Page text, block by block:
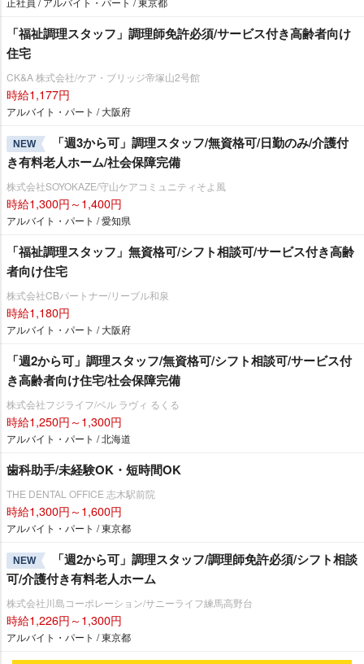
「福祉調理スタッフ」調理師免許必須/サービス付き高齢者向け
住宅
CK&A 株式会社/ケア・ブリッジ帝塚山2号館
時給1,177円
アルバイト・パート / 大阪府
NEW
「週3から可」調理スタッフ/無資格可/日勤のみ/介護付
き有料老人ホーム/社会保障完備
株式会社SOYOKAZE/守山ケアコミュニティそよ風
時給1,300円～1,400円
アルバイト・パート / 愛知県
「福祉調理スタッフ」無資格可/シフト相談可/サービス付き高齢
者向け住宅
株式会社CBパートナー/リーブル和泉
時給1,180円
アルバイト・パート / 大阪府
「週2から可」調理スタッフ/無資格可/シフト相談可/サービス付
き高齢者向け住宅/社会保障完備
株式会社フジライフ/ベル ラヴィ るくる
時給1,250円～1,300円
アルバイト・パート / 北海道
歯科助手/未経験OK・短時間OK
THE DENTAL OFFICE 志木駅前院
時給1,300円～1,600円
アルバイト・パート / 東京都
NEW
「週2から可」調理スタッフ/調理師免許必須/シフト相談
可/介護付き有料老人ホーム
株式会社川島コーポレーション/サニーライフ練馬高野台
時給1,226円～1,300円
アルバイト・パート / 東京都